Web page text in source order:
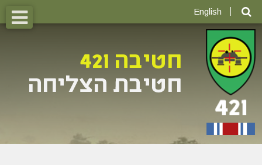
English